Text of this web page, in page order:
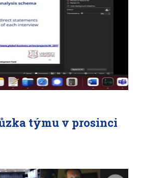
týmu v prosinci